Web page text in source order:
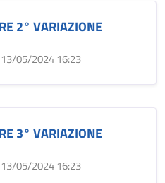
2° VARIAZIONE
05/2024 16:23
3° VARIAZIONE
05/2024 16:23